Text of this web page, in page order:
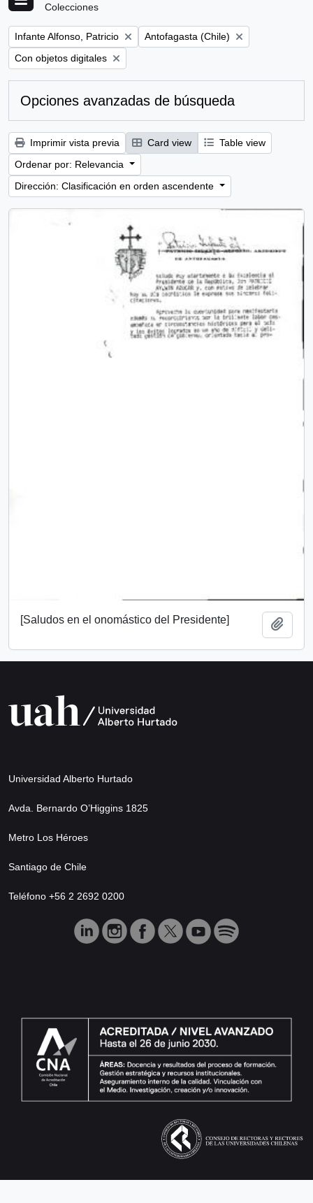
Colecciones
Remove filter:
Infante Alfonso, Patricio Remove filter:
Antofagasta (Chile)
Remove filter:
Con objetos digitales
Opciones avanzadas de búsqueda
Imprimir vista previa Card view
Table view
Ordenar por: Relevancia
Dirección: Clasificación en orden ascendente
[Saludos en el onomástico del Presidente]
Universidad Alberto Hurtado
Avda. Bernardo O’Higgins 1825
Metro Los Héroes
Santiago de Chile
Teléfono +56 2 2692 0200